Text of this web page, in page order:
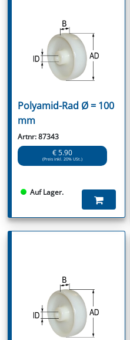
Polyamid-Rad Ø = 100
mm
Artnr: 87343
€ 5.90
(Preis inkl. 20% USt.)
Auf Lager.